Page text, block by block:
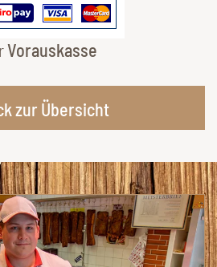
Vorauskasse
zur Übersicht